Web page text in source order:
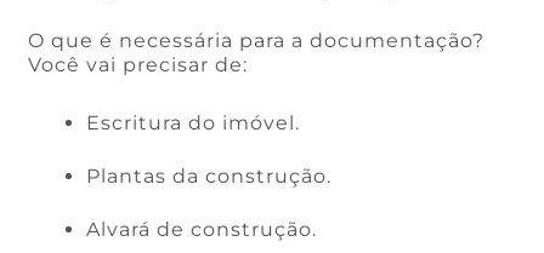
O que é necessária para a documentação?
Você vai precisar de:
Escritura do imóvel.
Plantas da construção.
Alvará de construção.